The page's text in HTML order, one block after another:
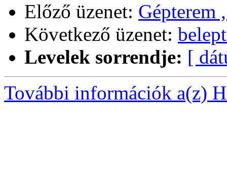
Előző üzenet: Gépterem
Következő üzenet:
Levelek sorrendje: [
További információk a(z)